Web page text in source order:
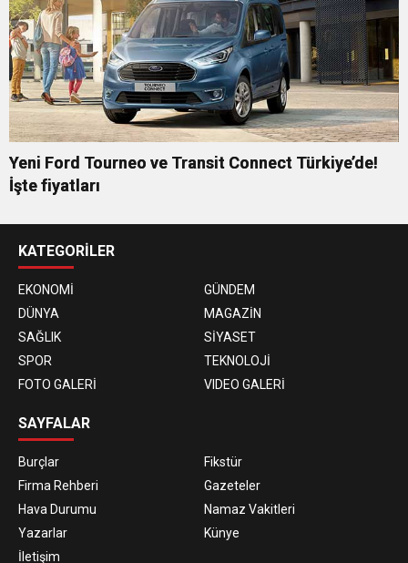
Yeni Ford Tourneo ve Transit Connect Türkiye’de!
İşte fiyatları
KATEGORİLER
EKONOMİ
GÜNDEM
DÜNYA
MAGAZİN
SAĞLIK
SİYASET
SPOR
TEKNOLOJİ
FOTO GALERİ
VIDEO GALERİ
SAYFALAR
Burçlar
Fikstür
Firma Rehberi
Gazeteler
Hava Durumu
Namaz Vakitleri
Yazarlar
Künye
İletişim